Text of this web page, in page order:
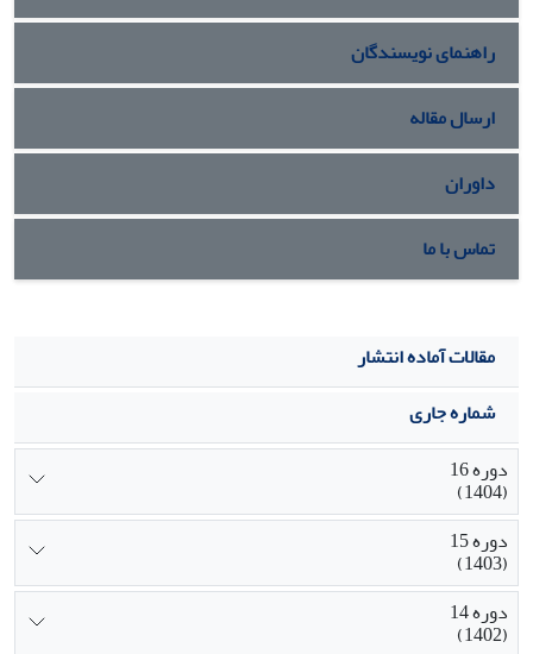
راهنمای نویسندگان
ارسال مقاله
داوران
تماس با ما
مقالات آماده انتشار
شماره جاری
دوره 16
(1404)
دوره 15
(1403)
دوره 14
(1402)